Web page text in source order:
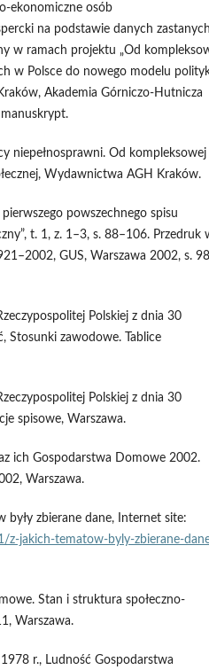
ekonomiczne osób
na podstawie danych
w ramach projektu „Od
w Polsce do nowego modelu
Akademia Górniczo-Hutnicza
niepełnosprawni. Od kompleksowej
Wydawnictwa AGH Kraków.
powszechnego spisu
t. 1, z. 1–3, s. 88–106. Przedruk
GUS, Warszawa 2002, s.
Polskiej z dnia 30
Stosunki zawodowe. Tablice
Polskiej z dnia 30
spisowe, Warszawa.
ich Gospodarstwa Domowe 2002.
Warszawa.
były zbierane dane, Internet site:
z-jakich-tematow-byly-zbierane-
Stan i struktura społeczno-
Warszawa.
r., Ludność Gospodarstwa